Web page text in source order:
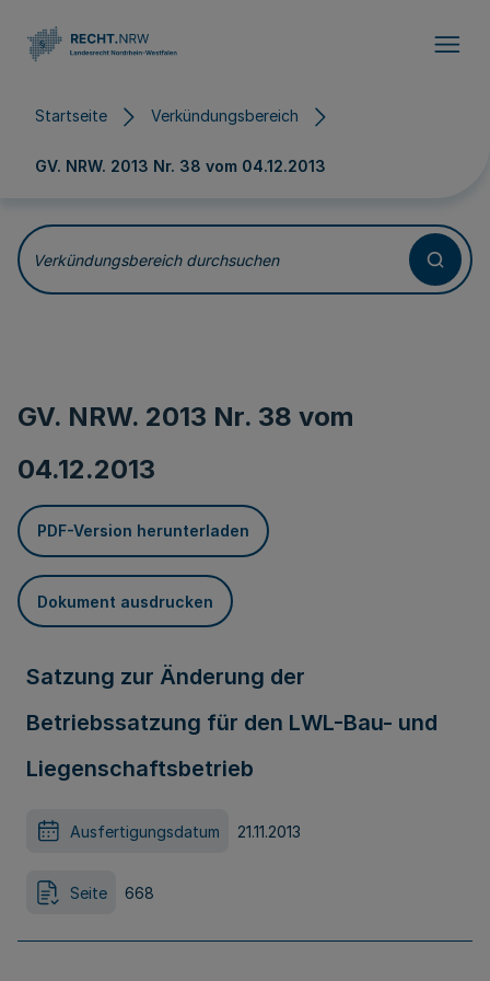
Startseite Verkündungsbereich
GV. NRW. 2013 Nr. 38 vom 04.12.2013
Verkündungsbereich durchsuchen
GV. NRW. 2013 Nr. 38 vom
04.12.2013
PDF-Version herunterladen
Dokument ausdrucken
Satzung zur Änderung der
Betriebssatzung für den LWL-Bau- und
Liegenschaftsbetrieb
Ausfertigungsdatum 21.11.2013
Seite 668